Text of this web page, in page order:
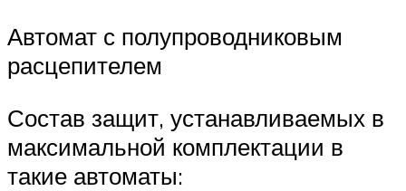
Автомат с полупроводниковым
расцепителем
Состав защит, устанавливаемых в
максимальной комплектации в
такие автоматы: